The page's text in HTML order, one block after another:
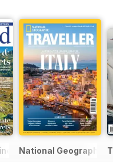
National Geographic